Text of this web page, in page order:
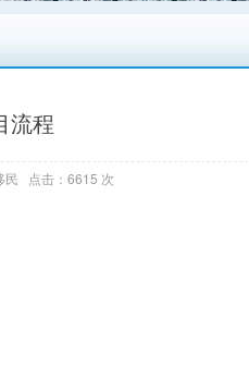
流程
民 点击：6615 次